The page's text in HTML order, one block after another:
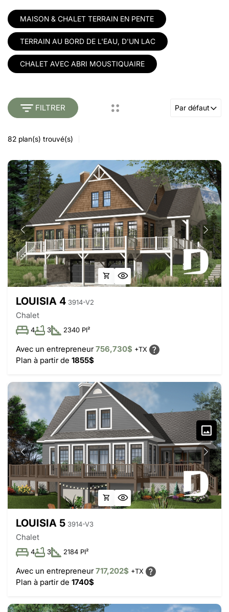
MAISON & CHALET TERRAIN EN PENTE
TERRAIN AU BORD DE L'EAU, D'UN LAC
CHALET AVEC ABRI MOUSTIQUAIRE
FILTRER Par défaut
82 plan(s) trouvé(s)
LOUISIA 4 3914-V2
Chalet
4 3 2340 PI²
Avec un entrepreneur756,730$ +TX
Plan à partir de 1855$
LOUISIA 5 3914-V3
Chalet
4 3 2184 PI²
Avec un entrepreneur717,202$ +TX
Plan à partir de 1740$